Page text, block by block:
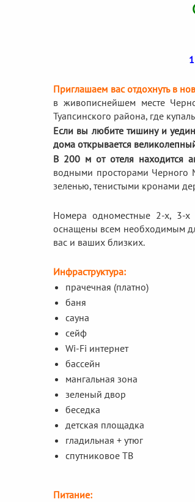
Приглашаем вас отдохнуть в
в живописнейшем месте
Туапсинского района, где
Если вы любите тишину и
дома открывается
В 200 м от отеля находится
водными просторами Черного
зеленью, тенистыми кронами
Номера одноместные 2-х, 3-
оснащены всем необходимым
вас и ваших близких.
Инфраструктура:
прачечная (платно)
баня
сауна
сейф
Wi-Fi интернет
бассейн
мангальная зона
зеленый двор
беседка
детская площадка
гладильная + утюг
спутниковое ТВ
Питание: